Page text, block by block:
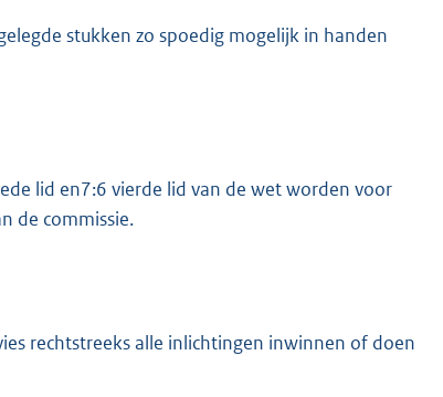
stukken zo spoedig mogelijk in handen
lid en7:6 vierde lid van de wet worden voor
de commissie.
rechtstreeks alle inlichtingen inwinnen of doen